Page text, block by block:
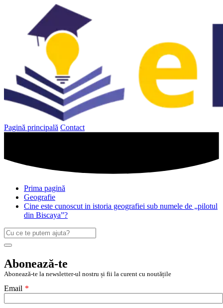
Pagină principală Contact
Prima pagină
Geografie
Cine este cunoscut in istoria geografiei sub numele de „pilotul
din Biscaya”?
Caută
după:
Search
Abonează-te
Abonează-te la newsletter-ul nostru și fii la curent cu noutățile
Email *